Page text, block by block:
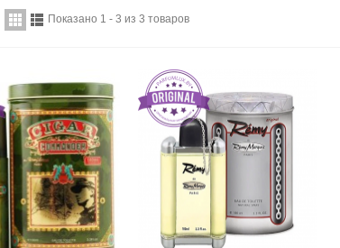
Показано 1 - 3 из 3 товаров